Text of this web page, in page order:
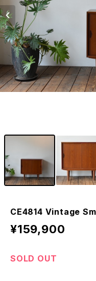
CE4814 Vintage
¥159,900
SOLD OUT